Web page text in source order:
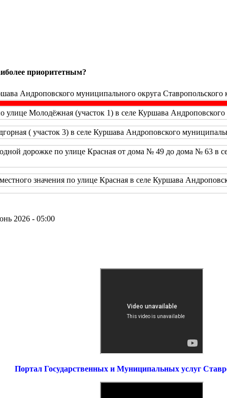
приоритетным?
Андроповского муниципального округа Ставропольского
Молодёжная (участок 1) в селе Куршава
( участок 3) в селе Куршава Андроповского
дорожке по улице Красная от дома № 49 до дома № 63 в
значения по улице Красная в селе Куршава
2026 - 05:00
Портал Государственных и Муниципальных услуг